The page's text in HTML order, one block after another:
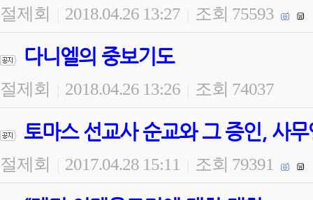
절제회 2018.04.26 13:27 조회 75593
다니엘의 중보기도
절제회 2018.04.26 13:26 조회 74037
토마스 선교사 순교와 그 증인, 사
절제회 2017.04.28 15:11 조회 79391